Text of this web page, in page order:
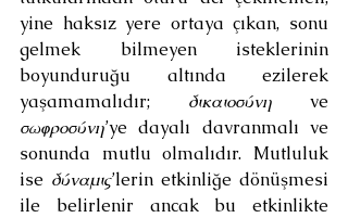
yine haksız yere ortaya çıkan, sonu
gelmek bilmeyen isteklerinin
boyunduruğu altında ezilerek
yaşamamalıdır; δικαιοσύνη
σωφροσύνη’ye dayalı davranmalı ve
sonunda mutlu olmalıdır. Mutluluk
ise δύναμις’lerin etkinliğe dönüşmesi
ile belirlenir ancak bu etkinlikte